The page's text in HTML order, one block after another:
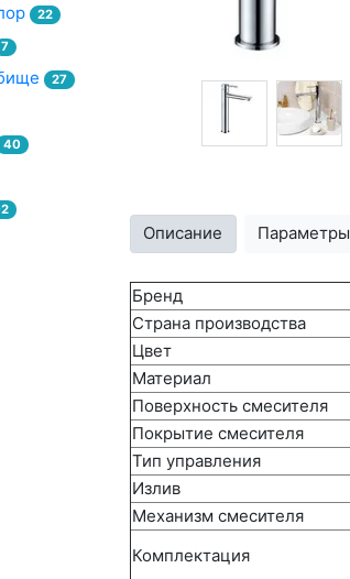
Описание Параметры
Бренд
Страна производства
Цвет
Материал
Поверхность смесителя
Покрытие смесителя
Тип управления
Излив
Механизм смесителя
Комплектация
22
7
27
40